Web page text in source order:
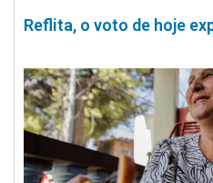
Reflita, o voto de hoje